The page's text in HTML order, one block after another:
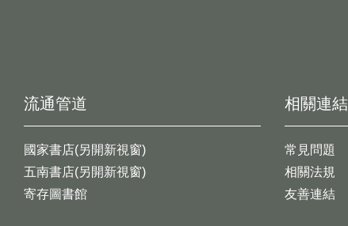
流通管道
國家書店(另開新視窗)
五南書店(另開新視窗)
寄存圖書館
相關連結
常見問題
相關法規
友善連結